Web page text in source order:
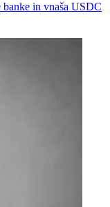
in vnaša USDC